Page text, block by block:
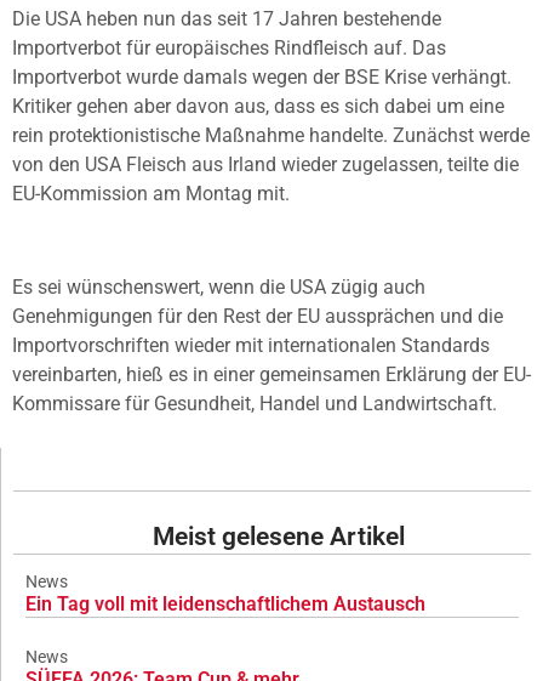
Die USA heben nun das seit 17 Jahren bestehende
Importverbot für europäisches Rindfleisch auf. Das
Importverbot wurde damals wegen der BSE Krise verhängt.
Kritiker gehen aber davon aus, dass es sich dabei um eine
rein protektionistische Maßnahme handelte. Zunächst werde
von den USA Fleisch aus Irland wieder zugelassen, teilte die
EU-Kommission am Montag mit.
Es sei wünschenswert, wenn die USA zügig auch
Genehmigungen für den Rest der EU aussprächen und die
Importvorschriften wieder mit internationalen Standards
vereinbarten, hieß es in einer gemeinsamen Erklärung der EU-
Kommissare für Gesundheit, Handel und Landwirtschaft.
Meist gelesene Artikel
News
Ein Tag voll mit leidenschaftlichem Austausch
News